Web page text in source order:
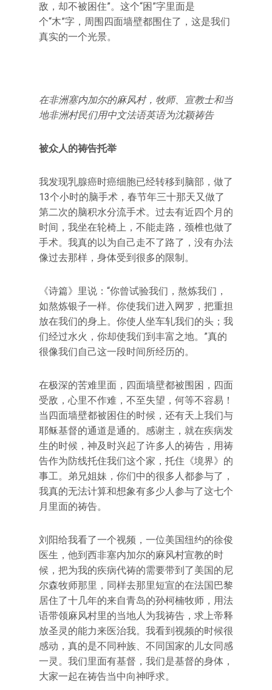
敌，却不被困住”。这个“困”字里面是
个“木”字，周围四面墙壁都围住了，这是我们
真实的一个光景。
在非洲塞内加尔的麻风村，牧师、宣教士和当
地非洲村民们用中文法语英语为沈颖祷告
被众人的祷告托举
我发现乳腺癌时癌细胞已经转移到脑部，做了
13个小时的脑手术，春节年三十那天又做了
第二次的脑积水分流手术。过去有近四个月的
时间，我坐在轮椅上，不能走路，颈椎也做了
手术。我真的以为自己走不了路了，没有办法
像过去那样，身体受到很多的限制。
《诗篇》里说：“你曾试验我们，熬炼我们，
如熬炼银子一样。你使我们进入网罗，把重担
放在我们的身上。你使人坐车轧我们的头；我
们经过水火，你却使我们到丰富之地。”真的
很像我们自己这一段时间所经历的。
在极深的苦难里面，四面墙壁都被围困，四面
受敌，心里不作难，不至失望，何等不容易！
当四面墙壁都被困住的时候，还有天上我们与
耶稣基督的通道是通的。感谢主，就在疾病发
生的时候，神及时兴起了许多人的祷告，用祷
告作为防线托住我们这个家，托住《境界》的
事工。弟兄姐妹，你们中的很多人都参与了，
我真的无法计算和想象有多少人参与了这七个
月里面的祷告。
刘阳给我看了一个视频，一位美国纽约的徐俊
医生，他到西非塞内加尔的麻风村宣教的时
候，把为我的疾病代祷的需要带到了美国的尼
尔森牧师那里，同样去那里短宣的在法国巴黎
居住了十几年的来自青岛的孙柯楠牧师，用法
语带领麻风村里的当地人为我祷告，求上帝释
放圣灵的能力来医治我。我看到视频的时候很
感动，真的是不同种族、不同国家的儿女同感
一灵。我们里面有基督，我们是基督的身体，
大家一起在祷告当中向神呼求。